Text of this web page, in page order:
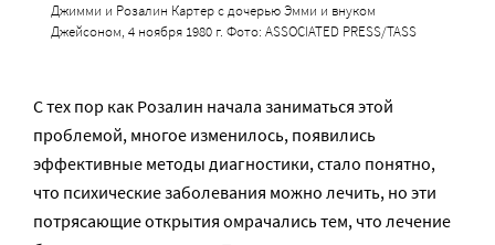
Джимми и Розалин Картер с дочерью Эмми и внуком
Джейсоном, 4 ноября 1980 г. Фото: ASSOCIATED PRESS/TASS
С тех пор как Розалин начала заниматься этой
проблемой, многое изменилось, появились
эффективные методы диагностики, стало понятно,
что психические заболевания можно лечить, но эти
потрясающие открытия омрачались тем, что лечение